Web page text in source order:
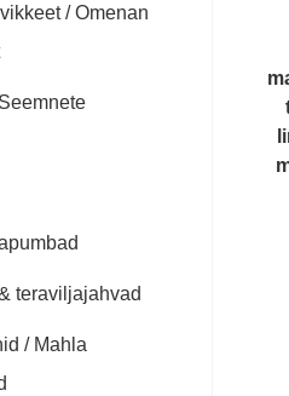
/ Omenan
teraviljajahvad
/ Mahla